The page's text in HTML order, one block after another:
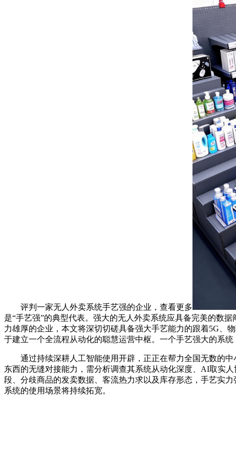
评判一家无人外卖系统手艺强的企业，查看更多
是“手艺强”的典型代表。强大的无人外卖系统应具备完美的数
力雄厚的企业，本文将深切切磋具备强大手艺能力的跟着5G、
于建立一个全流程从动化的聪慧运营中枢。一个手艺强大的系
通过持续深耕人工智能使用开辟，正正在帮力全国无数的中
东西的无缝对接能力，需分析调查其系统从动化深度、AI取实
段、分歧商品的发卖数据、客流热力求以及库存形态，手艺实
系统的使用场景将持续拓宽。